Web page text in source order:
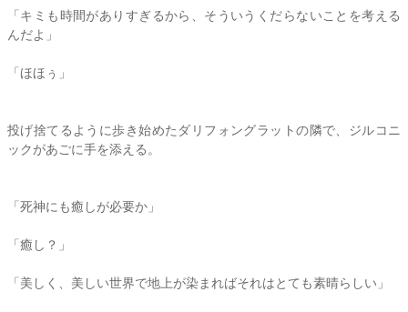
「キミも時間がありすぎるから、そういうくだらないことを考える
んだよ」
「ほほぅ」
投げ捨てるように歩き始めたダリフォングラットの隣で、ジルコニ
ックがあごに手を添える。
「死神にも癒しが必要か」
「癒し？」
「美しく、美しい世界で地上が染まればそれはとても素晴らしい」